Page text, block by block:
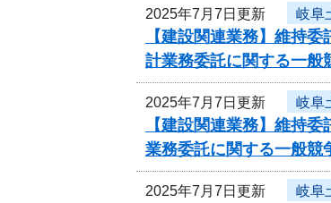
2025年7月7日更新 岐阜
【建設関連業務】維持
計業務委託に関する一般
2025年7月7日更新 岐阜
【建設関連業務】維持
業務委託に関する一般競
2025年7月7日更新 岐阜